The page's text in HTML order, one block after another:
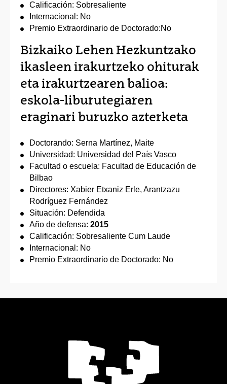
Calificación: Sobresaliente
Internacional: No
Premio Extraordinario de Doctorado:No
Bizkaiko Lehen Hezkuntzako
ikasleen irakurtzeko ohiturak
eta irakurtzearen balioa:
eskola-liburutegiaren
eraginari buruzko azterketa
Doctorando: Serna Martínez, Maite
Universidad: Universidad del País Vasco
Facultad o escuela: Facultad de Educación de
Bilbao
Directores: Xabier Etxaniz Erle, Arantzazu
Rodríguez Fernández
Situación: Defendida
Año de defensa: 2015
Calificación: Sobresaliente Cum Laude
Internacional: No
Premio Extraordinario de Doctorado: No